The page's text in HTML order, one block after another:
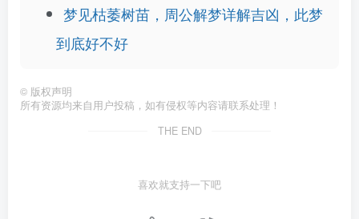
梦见枯萎树苗，周公解梦详解吉凶，此梦
到底好不好
© 版权声明
所有资源均来自用户投稿，如有侵权等内容请联系处理！
THE END
喜欢就支持一下吧